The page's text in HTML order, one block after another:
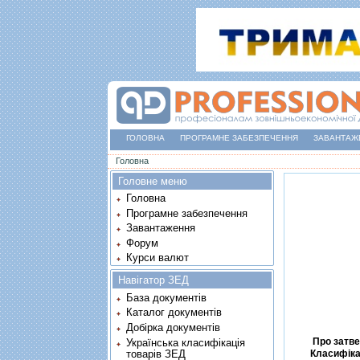
ГОЛОВНА ПРОГРАМНЕ ЗАБЕЗПЕЧЕННЯ
Ви є тут
Головна
Про
Головне меню
Головна
Програмне забезпечення
Завантаження
Форум
Курси валют
Навігатор ЗЕД
База документів
Каталог документів
Добірка документів
Українська класифікація
товарів ЗЕД